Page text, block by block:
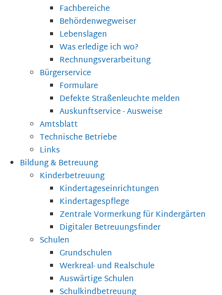
Fachbereiche
Behördenwegweiser
Lebenslagen
Was erledige ich wo?
Rechnungsverarbeitung
Bürgerservice
Formulare
Defekte Straßenleuchte melden
Auskunftservice - Ausweise
Amtsblatt
Technische Betriebe
Links
Bildung & Betreuung
Kinderbetreuung
Kindertageseinrichtungen
Kindertagespflege
Zentrale Vormerkung für Kindergärten
Digitaler Betreuungsfinder
Schulen
Grundschulen
Werkreal- und Realschule
Auswärtige Schulen